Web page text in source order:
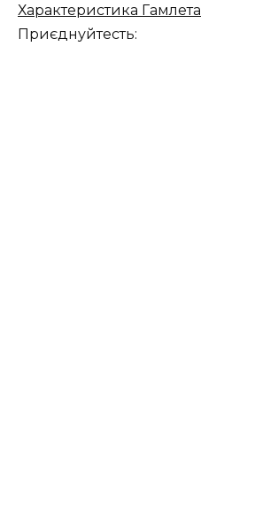
Характеристика Гамлета
Приєднуйтесть: